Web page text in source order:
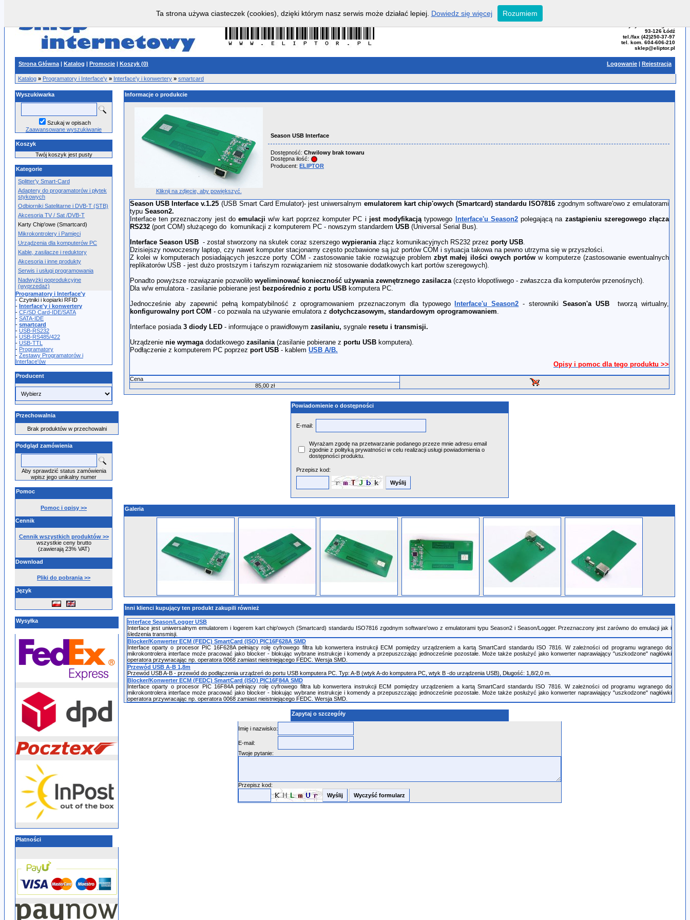
93-126 Łódź
tel./fax (42)250-37-97
tel. kom. 604-606-210
sklep@eliptor.pl
Strona Główna | Katalog | Promocje | Koszyk (0) Logowanie | Rejestracja
Katalog » Programatory i Interface'y » Interface'y i konwertery » smartcard
Wyszukiwarka
Szukaj w opisach
Zaawansowane wyszukiwanie
Koszyk
Twój koszyk jest pusty
Kategorie
Splitter'y Smart-Card
Adaptery do programatorów i płytek
stykowych
Odbiorniki Satelitarne i DVB-T (STB)
Akcesoria TV / Sat /DVB-T
Karty Chip'owe (Smartcard)
Mikrokontrolery i Pamięci
Urządzenia dla komputerów PC
Kable, zasilacze i reduktory
Akcesoria i inne produkty
Serwis i usługi programowania
Nadwyżki poprodukcyjne
(wyprzedaż)
Programatory i Interface'y
- Czytniki i kopiarki RFID
- Interface'y i konwertery
- CF/SD Card-IDE/SATA
- SATA-IDE
- smartcard
- USB-RS232
- USB-RS485/422
- USB-TTL
- Programatory
- Zestawy Programatorów i
Interface'ów
Producent
Przechowalnia
Brak produktów w przechowalni
Podgląd zamówienia
Aby sprawdzić status zamówienia
wpisz jego unikalny numer
Pomoc
Pomoc i opisy >>
Cennik
Cennik wszystkich produktów >>
wszystkie ceny brutto
(zawierają 23% VAT)
Download
Pliki do pobrania >>
Język
Wysyłka
Płatności
Informacje o produkcie
Kliknij na zdjęcie, aby powiększyć.
Season USB Interface
Dostępność: Chwilowy brak towaru
Dostępna ilość:
Producent: ELIPTOR
Season USB Interface v.1.25 (USB Smart Card Emulator)- jest uniwersalnym emulatorem kart chip'owych (Smartcard) standardu ISO7816 zgodnym software'owo z emulatorami
typu Season2.
Interface ten przeznaczony jest doemulacji w/w kart poprzez komputer PC i jest modyfikacjątypowego Interface'u Season2polegającą na zastąpieniu szeregowego złącza
RS232 (port COM) służącego do komunikacji z komputerem PC - nowszym standardem USB (Universal Serial Bus).
Interface Season USB - został stworzony na skutek coraz szerszego wypieraniazłącz komunikacyjnych RS232 przez porty USB.
Dzisiejszy nowoczesny laptop, czy nawet komputer stacjonarny często pozbawione są już portów COM i sytuacja takowa na pewno utrzyma się w przyszłości.
Z kolei w komputerach posiadających jeszcze porty COM - zastosowanie takie rozwiązuje problemzbyt małej ilości owych portów w komputerze (zastosowanie ewentualnych
replikatorów USB - jest dużo prostszym i tańszym rozwiązaniem niż stosowanie dodatkowych kart portów szeregowych).
Ponadto powyższe rozwiązanie pozwoliło wyeliminować konieczność używania zewnętrznego zasilacza(często kłopotliwego - zwłaszcza dla komputerów przenośnych).
Dla w/w emulatora - zasilanie pobierane jest bezpośrednio z portu USB komputera PC.
Jednocześnie aby zapewnić pełną kompatybilność z oprogramowaniem przeznaczonym dla typowego
Interface'u Season2 - sterownikiSeason'a USB tworzą wirtualny,
konfigurowalny port COM - co pozwala na używanie emulatora z dotychczasowym, standardowym oprogramowaniem.
Interface posiada 3 diody LED - informujące o prawidłowym zasilaniu, sygnale resetu i transmisji.
Urządzenie nie wymagadodatkowego zasilania(zasilanie pobierane z portu USB komputera).
Podłączenie z komputerem PC poprzez port USB - kablem USB A/B.
Opisy i pomoc dla tego produktu >>
Cena
85,00 zł
Powiadomienie o dostępności
E-mail:
Wyrażam zgodę na przetwarzanie podanego przeze mnie adresu email
zgodnie z polityką prywatności w celu realizacji usługi powiadomienia o
dostępności produktu.
Przepisz kod:
Galeria
Inni klienci kupujący ten produkt zakupili również
Interface Season/Logger USB
Interface jest uniwersalnym emulatorem i logerem kart chip'owych (Smartcard) standardu ISO7816 zgodnym software'owo z emulatorami typu Season2 i Season/Logger. Przeznaczony jest zarówno do emulacji jak i
śledzenia transmisji.
Blocker/Konwerter ECM (FEDC) SmartCard (ISO) PIC16F628A SMD
Interface oparty o procesor PIC 16F628A pełniący rolę cyfrowego filtra lub konwertera instrukcji ECM pomiędzy urządzeniem a kartą SmartCard standardu ISO 7816. W zależności od programu wgranego do
mikrokontrolera interface może pracować jako blocker - blokując wybrane instrukcje i komendy a przepuszczając jednocześnie pozostałe. Może także posłużyć jako konwerter naprawiający "uszkodzone" nagłówki
operatora przywracając np. operatora 0068 zamiast nieistniejącego FEDC. Wersja SMD.
Przewód USB A-B 1,8m
Przewód USB A-B - przewód do podłączenia urządzeń do portu USB komputera PC. Typ: A-B (wtyk A-do komputera PC, wtyk B -do urządzenia USB), Długość: 1,8/2,0 m.
Blocker/Konwerter ECM (FEDC) SmartCard (ISO) PIC16F84A SMD
Interface oparty o procesor PIC 16F84A pełniący rolę cyfrowego filtra lub konwertera instrukcji ECM pomiędzy urządzeniem a kartą SmartCard standardu ISO 7816. W zależności od programu wgranego do
mikrokontrolera interface może pracować jako blocker - blokując wybrane instrukcje i komendy a przepuszczając jednocześnie pozostałe. Może także posłużyć jako konwerter naprawiający "uszkodzone" nagłówki
operatora przywracając np. operatora 0068 zamiast nieistniejącego FEDC. Wersja SMD.
Zapytaj o szczegóły
Imię i nazwisko:
E-mail:
Twoje pytanie:
Przepisz kod:
Ta strona używa ciasteczek (cookies), dzięki którym nasz serwis może działać lepiej. Dowiedz się więcej Rozumiem